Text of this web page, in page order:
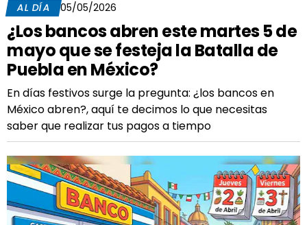
AL DÍA 05/05/2026
¿Los bancos abren este martes 5 de
mayo que se festeja la Batalla de
Puebla en México?
En días festivos surge la pregunta: ¿los bancos en
México abren?, aquí te decimos lo que necesitas
saber que realizar tus pagos a tiempo